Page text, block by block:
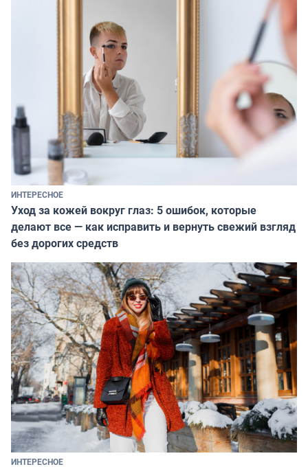
ИНТЕРЕСНОЕ
Уход за кожей вокруг глаз: 5 ошибок, которые
делают все — как исправить и вернуть свежий взгляд
без дорогих средств
ИНТЕРЕСНОЕ